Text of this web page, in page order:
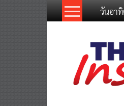
วันอา
Thailand
Inside
New